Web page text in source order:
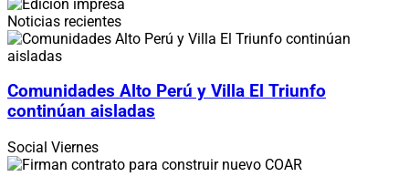
Noticias recientes
Comunidades Alto Perú y Villa El Triunfo
continúan aisladas
Social Viernes